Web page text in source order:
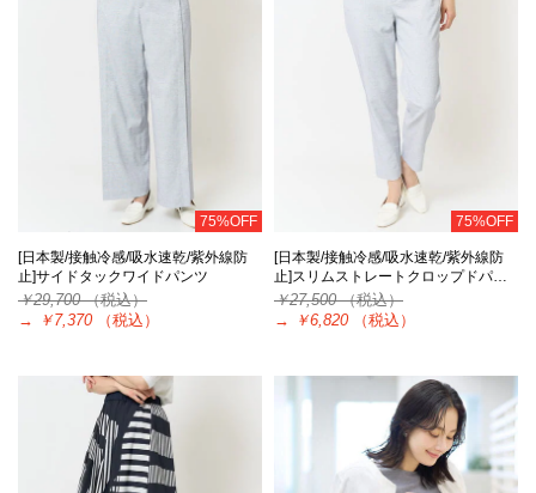
75%OFF
[日本製/接触冷感/吸水速乾/紫外線防
止]サイドタックワイドパンツ
￥29,700（税込）
→
￥7,370 （税込）
75%OFF
[日本製/接触冷感/吸水速乾/紫外線防
止]スリムストレートクロップドパ…
￥27,500（税込）
→
￥6,820 （税込）